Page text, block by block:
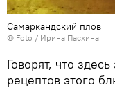
Самаркандский плов
© Foto / Ирина Пасхина
Говорят, что
рецептов этого